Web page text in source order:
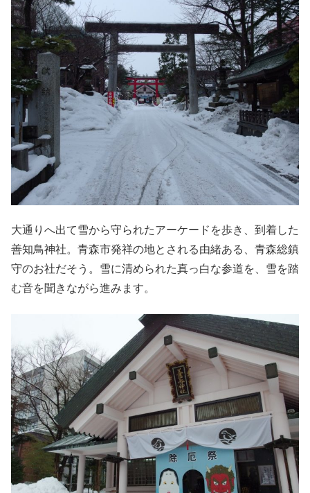
大通りへ出て雪から守られたアーケードを歩き、到着した
善知鳥神社。青森市発祥の地とされる由緒ある、青森総鎮
守のお社だそう。雪に清められた真っ白な参道を、雪を踏
む音を聞きながら進みます。